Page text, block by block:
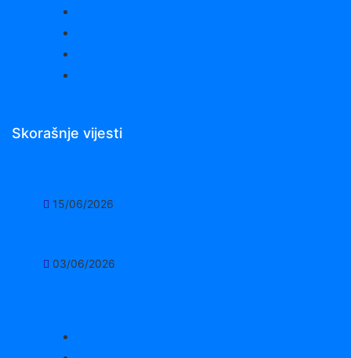
Skorašnje vijesti
15/06/2026
03/06/2026